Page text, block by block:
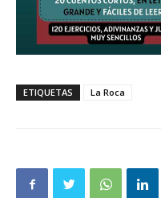
ETIQUETAS La Roca